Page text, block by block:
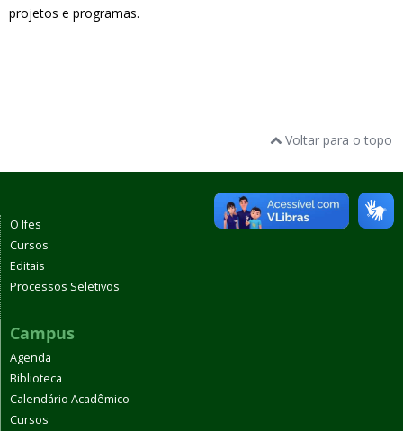
projetos e programas.
Voltar para o topo
O Ifes
Cursos
Editais
Processos Seletivos
Campus
Agenda
Biblioteca
Calendário Acadêmico
Cursos